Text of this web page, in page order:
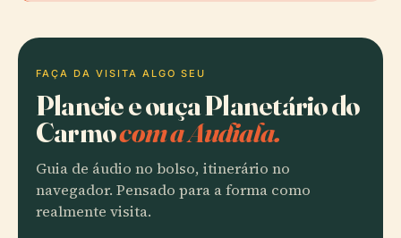
FAÇA DA VISITA ALGO SEU
Planeie e ouça Planetário do
Carmocom a Audiala.
Guia de áudio no bolso, itinerário no
navegador. Pensado para a forma como
realmente visita.